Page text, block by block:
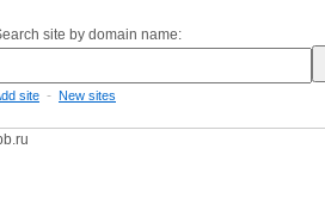
site by domain name:
site - New sites